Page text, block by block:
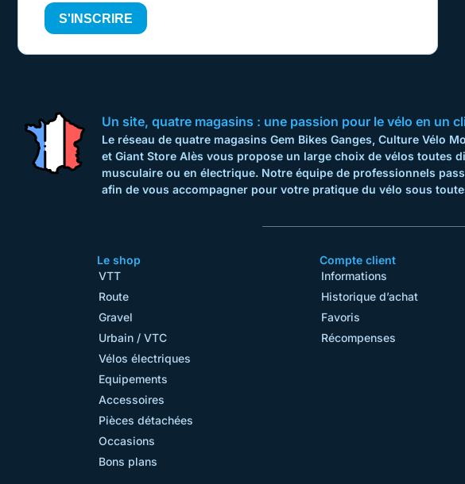
S'INSCRIRE
Un site, quatre magasins : une passion pour le vélo en un
Le réseau de quatre magasins Gem Bikes Ganges, Culture Vélo
et Giant Store Alès vous propose un large choix de vélos toutes
musculaire ou en électrique. Notre équipe de professionnels
afin de vous accompagner pour votre pratique du vélo sous
Le shop
VTT
Route
Gravel
Urbain / VTC
Vélos électriques
Equipements
Accessoires
Pièces détachées
Occasions
Bons plans
Compte client
Informations
Historique d’achat
Favoris
Récompenses